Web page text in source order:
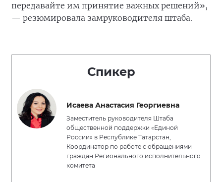
передавайте им принятие важных решений»,
— резюмировала замруководителя штаба.
Спикер
Исаева Анастасия Георгиевна
Заместитель руководителя Штаба
общественной поддержки «Единой
России» в Республике Татарстан,
Координатор по работе с обращениями
граждан Регионального исполнительного
комитета